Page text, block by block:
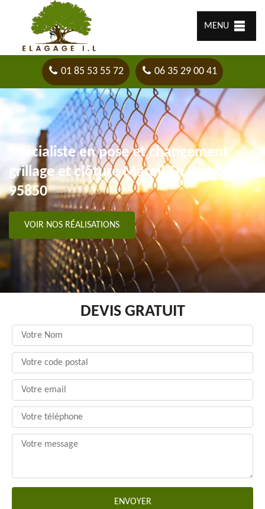
MENU
01 85 53 55 72 06 35 29 00 41
Spécialiste en pose et changement
grillage et clôture Mareil En France
95850
VOIR NOS RÉALISATIONS
DEVIS GRATUIT